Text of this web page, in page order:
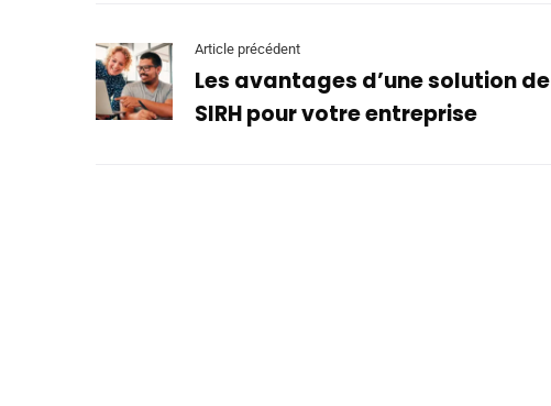
Article précédent
Les avantages d’une solution de
SIRH pour votre entreprise